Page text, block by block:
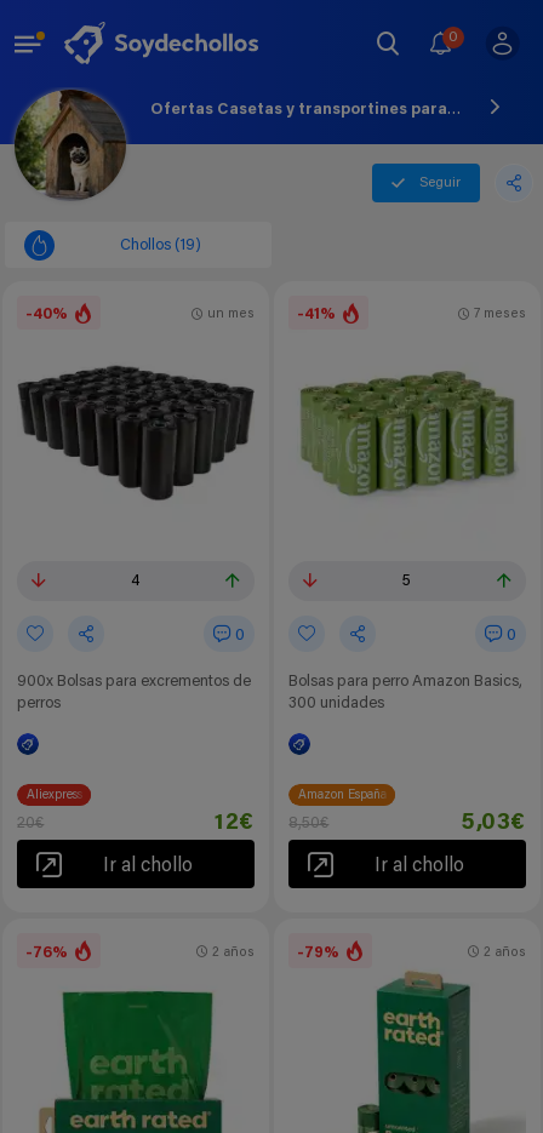
0
Ofertas Casetas y transportines para perros - Agosto - 2026
Seguir
Chollos (19)
-40%
4
0
900x Bolsas para excrementos de
perros
un mes
Aliexpress
20€ 12€
Ir al chollo
-41%
5
0
Bolsas para perro Amazon Basics,
300 unidades
7 meses
Amazon España
8,50€ 5,03€
Ir al chollo
-76% 2 años -79% 2 años